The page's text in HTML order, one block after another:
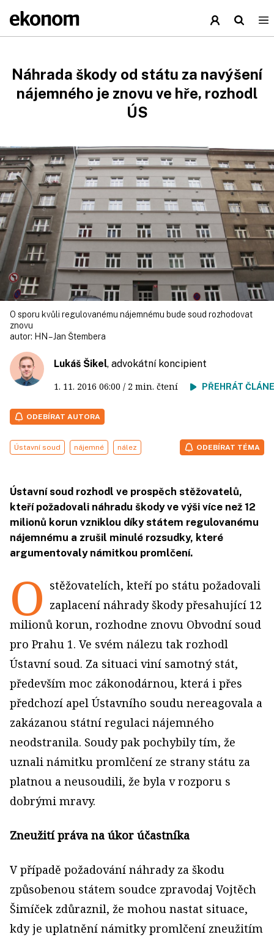
Náhrada škody od státu za navýšení
nájemného je znovu ve hře, rozhodl
ÚS
O sporu kvůli regulovanému nájemnému bude soud rozhodovat
znovu
autor: HN – Jan Štembera
Lukáš Šikel, advokátní koncipient
1. 11. 2016 06:00 / 2 min. čtení PŘEHRÁT
ODEBÍRAT AUTORA
Ústavní soud nájemné nález ODEBÍRAT TÉMA
Ústavní soud rozhodl ve prospěch stěžovatelů,
kteří požadovali náhradu škody ve výši více než 12
milionů korun vzniklou díky státem regulovanému
nájemnému a zrušil minulé rozsudky, které
argumentovaly námitkou promlčení.
O stěžovatelích, kteří po státu požadovali
zaplacení náhrady škody přesahující 12
milionů korun, rozhodne znovu Obvodní soud
pro Prahu 1. Ve svém nálezu tak rozhodl
Ústavní soud. Za situaci viní samotný stát,
především moc zákonodárnou, která i přes
předchozí apel Ústavního soudu nereagovala a
zakázanou státní regulaci nájemného
neodstranila. Soudy pak pochybily tím, že
uznali námitku promlčení ze strany státu za
platnou a neusoudili, že byla v rozporu s
dobrými mravy.
Zneužití práva na úkor účastníka
V případě požadování náhrady za škodu
způsobenou státem soudce zpravodaj Vojtěch
Šimíček zdůraznil, že mohou nastat situace,
kdy je uplatnění námitky promlčení zneužitím